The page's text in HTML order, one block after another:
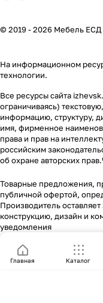
© 2019 - 2026 Мебель ЕСД
На информационном
технологии.
Все ресурсы сайта
ограничиваясь)
информацию, структуру,
имя, фирменное
права и прав на
российским
об охране авторских прав.
Товарные предложения,
публичной офертой,
Производитель
конструкцию, дизайн и
уведомления
Главная Каталог